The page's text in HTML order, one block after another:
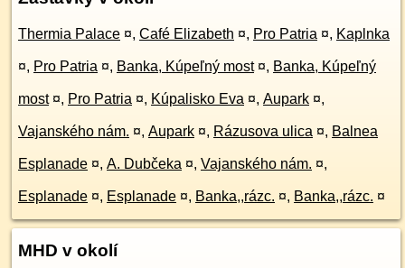
Thermia Palace ¤, Café Elizabeth ¤, Pro Patria ¤, Kaplnka
¤, Pro Patria ¤, Banka, Kúpeľný most ¤, Banka, Kúpeľný
most ¤, Pro Patria ¤, Kúpalisko Eva ¤, Aupark ¤,
Vajanského nám. ¤, Aupark ¤, Rázusova ulica ¤, Balnea
Esplanade ¤, A. Dubčeka ¤, Vajanského nám. ¤,
Esplanade ¤, Esplanade ¤, Banka,,rázc. ¤, Banka,,rázc. ¤
MHD v okolí